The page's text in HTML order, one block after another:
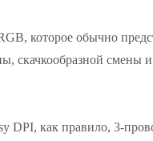
которое обычно
скачкообразной смены
DPI, как правило, 3-